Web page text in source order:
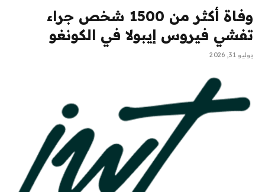
وفاة أكثر من 1500 شخص جراء
تفشي فيروس إيبولا في الكونغو
يوليو 31, 2026